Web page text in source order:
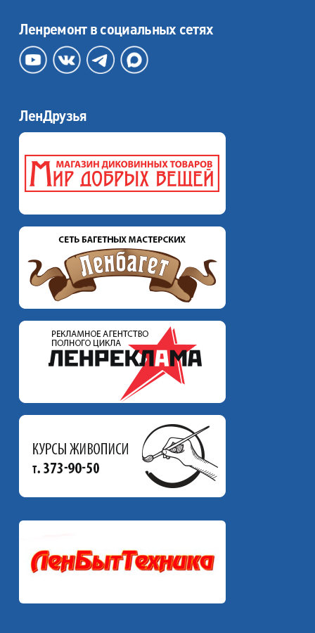
Ленремонт в социальных сетях
ЛенДрузья